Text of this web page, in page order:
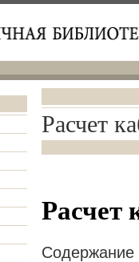
Расчет
Расчет
Содержание